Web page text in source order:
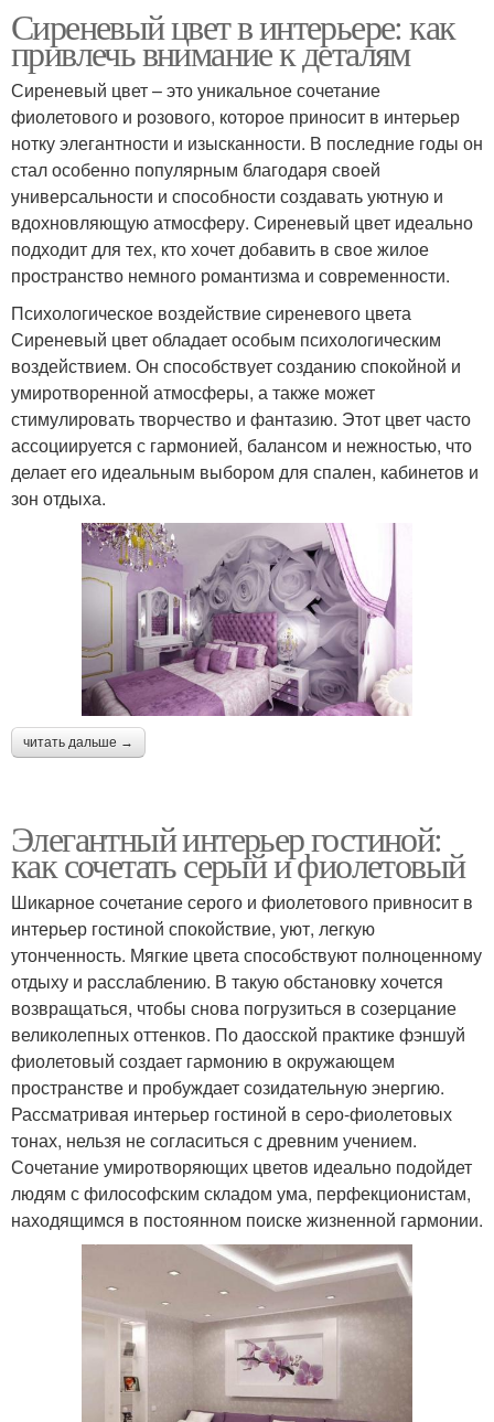
Сиреневый цвет в интерьере: как
привлечь внимание к деталям
Сиреневый цвет – это уникальное сочетание
фиолетового и розового, которое приносит в интерьер
нотку элегантности и изысканности. В последние годы он
стал особенно популярным благодаря своей
универсальности и способности создавать уютную и
вдохновляющую атмосферу. Сиреневый цвет идеально
подходит для тех, кто хочет добавить в свое жилое
пространство немного романтизма и современности.
Психологическое воздействие сиреневого цвета
Сиреневый цвет обладает особым психологическим
воздействием. Он способствует созданию спокойной и
умиротворенной атмосферы, а также может
стимулировать творчество и фантазию. Этот цвет часто
ассоциируется с гармонией, балансом и нежностью, что
делает его идеальным выбором для спален, кабинетов и
зон отдыха.
читать дальше →
Элегантный интерьер гостиной:
как сочетать серый и фиолетовый
Шикарное сочетание серого и фиолетового привносит в
интерьер гостиной спокойствие, уют, легкую
утонченность. Мягкие цвета способствуют полноценному
отдыху и расслаблению. В такую обстановку хочется
возвращаться, чтобы снова погрузиться в созерцание
великолепных оттенков. По даосской практике фэншуй
фиолетовый создает гармонию в окружающем
пространстве и пробуждает созидательную энергию.
Рассматривая интерьер гостиной в серо-фиолетовых
тонах, нельзя не согласиться с древним учением.
Сочетание умиротворяющих цветов идеально подойдет
людям с философским складом ума, перфекционистам,
находящимся в постоянном поиске жизненной гармонии.